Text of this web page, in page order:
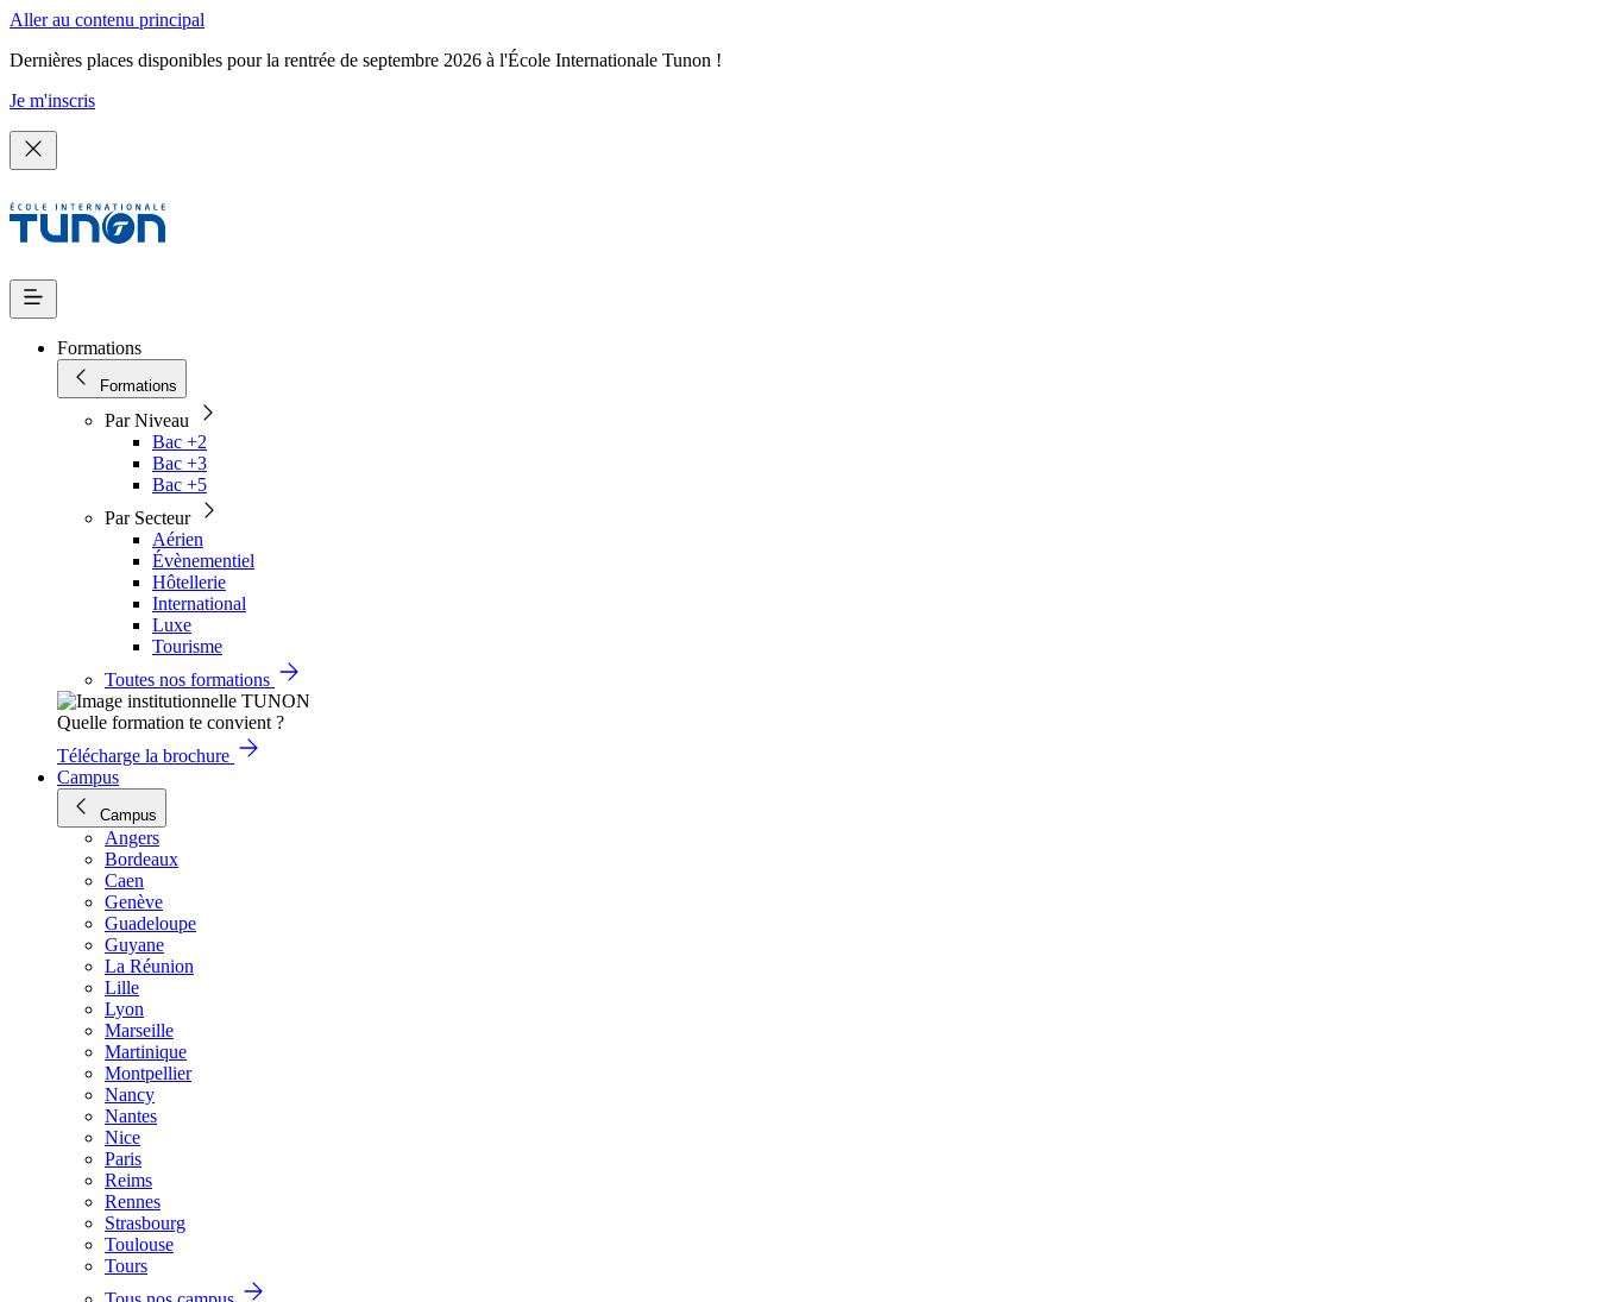
Aller au contenu principal
Dernières places disponibles pour la rentrée de septembre 2026 à l'École Internationale Tunon !
Je m'inscris
Formations
Formations
Par Niveau
Bac +2
Bac +3
Bac +5
Par Secteur
Aérien
Évènementiel
Hôtellerie
International
Luxe
Tourisme
Toutes nos formations
Quelle formation te convient ?
Télécharge la brochure
Campus
Campus
Angers
Bordeaux
Caen
Genève
Guadeloupe
Guyane
La Réunion
Lille
Lyon
Marseille
Martinique
Montpellier
Nancy
Nantes
Nice
Paris
Reims
Rennes
Strasbourg
Toulouse
Tours